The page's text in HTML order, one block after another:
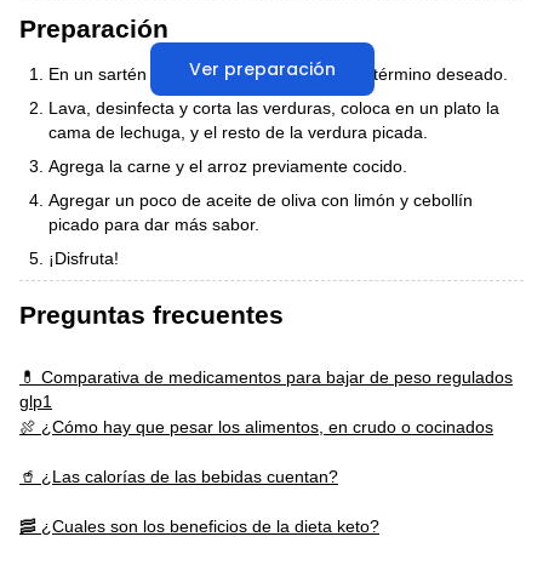
Ver preparación
Preparación
En un sartén o al horno cocina la carne al término deseado.
Lava, desinfecta y corta las verduras, coloca en un plato la
cama de lechuga, y el resto de la verdura picada.
Agrega la carne y el arroz previamente cocido.
Agregar un poco de aceite de oliva con limón y cebollín
picado para dar más sabor.
¡Disfruta!
Preguntas frecuentes
💊 Comparativa de medicamentos para bajar de peso regulados
glp1
🍖 ¿Cómo hay que pesar los alimentos, en crudo o cocinados
🥤 ¿Las calorías de las bebidas cuentan?
🥓 ¿Cuales son los beneficios de la dieta keto?